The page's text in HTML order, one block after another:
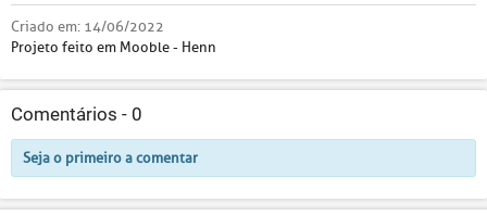
Criado em: 14/06/2022
Projeto feito em Mooble - Henn
Comentários - 0
Seja o primeiro a comentar